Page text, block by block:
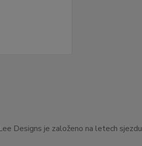
Designs je založeno na letech sjezdu